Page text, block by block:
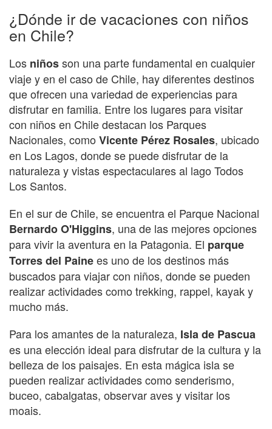
¿Dónde ir de vacaciones con niños
en Chile?
Los niñosson una parte fundamental en cualquier
viaje y en el caso de Chile, hay diferentes destinos
que ofrecen una variedad de experiencias para
disfrutar en familia. Entre los lugares para visitar
con niños en Chile destacan los Parques
Nacionales, como Vicente Pérez Rosales, ubicado
en Los Lagos, donde se puede disfrutar de la
naturaleza y vistas espectaculares al lago Todos
Los Santos.
En el sur de Chile, se encuentra el Parque Nacional
Bernardo O'Higgins, una de las mejores opciones
para vivir la aventura en la Patagonia. El parque
Torres del Painees uno de los destinos más
buscados para viajar con niños, donde se pueden
realizar actividades como trekking, rappel, kayak y
mucho más.
Para los amantes de la naturaleza, Isla de Pascua
es una elección ideal para disfrutar de la cultura y la
belleza de los paisajes. En esta mágica isla se
pueden realizar actividades como senderismo,
buceo, cabalgatas, observar aves y visitar los
moais.